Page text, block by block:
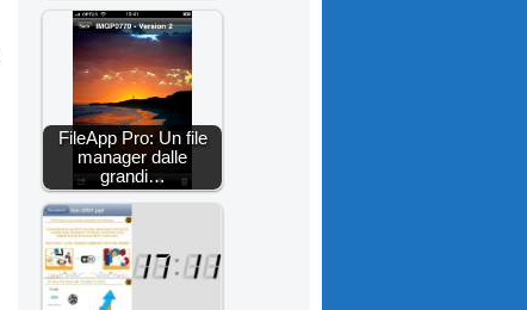
FileApp Pro: Un file
manager dalle
grandi…